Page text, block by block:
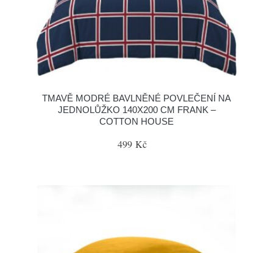
TMAVĚ MODRÉ BAVLNĚNÉ POVLEČENÍ NA
JEDNOLŮŽKO 140X200 CM FRANK –
COTTON HOUSE
499 Kč